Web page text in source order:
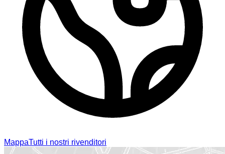
MappaTutti i nostri rivenditori